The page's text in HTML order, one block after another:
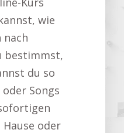
wie
nach
bestimmst,
du so
Songs
oder